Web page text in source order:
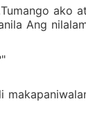
ako
Ang